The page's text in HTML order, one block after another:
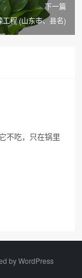
下一篇
工程 (山东市、县名)
不吃，只在锅里
byWordPress